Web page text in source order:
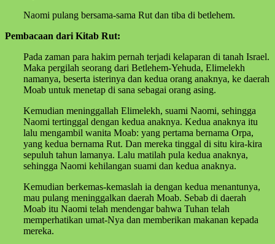
Naomi pulang bersama-sama Rut dan tiba di betlehem.
Pembacaan dari Kitab Rut:
Pada zaman para hakim pernah terjadi kelaparan di tanah Israel.
Maka pergilah seorang dari Betlehem-Yehuda, Elimelekh
namanya, beserta isterinya dan kedua orang anaknya, ke daerah
Moab untuk menetap di sana sebagai orang asing.
Kemudian meninggallah Elimelekh, suami Naomi, sehingga
Naomi tertinggal dengan kedua anaknya. Kedua anaknya itu
lalu mengambil wanita Moab: yang pertama bernama Orpa,
yang kedua bernama Rut. Dan mereka tinggal di situ kira-kira
sepuluh tahun lamanya. Lalu matilah pula kedua anaknya,
sehingga Naomi kehilangan suami dan kedua anaknya.
Kemudian berkemas-kemaslah ia dengan kedua menantunya,
mau pulang meninggalkan daerah Moab. Sebab di daerah
Moab itu Naomi telah mendengar bahwa Tuhan telah
memperhatikan umat-Nya dan memberikan makanan kepada
mereka.